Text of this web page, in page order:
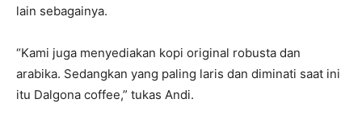
lain sebagainya.
“Kami juga menyediakan kopi original robusta dan
arabika. Sedangkan yang paling laris dan diminati saat ini
itu Dalgona coffee,” tukas Andi.